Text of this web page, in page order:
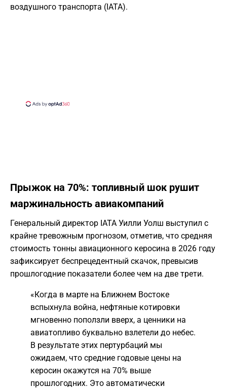
воздушного транспорта (IATA).
Прыжок на 70%: топливный шок рушит
маржинальность авиакомпаний
Генеральный директор IATA Уилли Уолш выступил с
крайне тревожным прогнозом, отметив, что средняя
стоимость тонны авиационного керосина в 2026 году
зафиксирует беспрецедентный скачок, превысив
прошлогодние показатели более чем на две трети.
«Когда в марте на Ближнем Востоке
вспыхнула война, нефтяные котировки
мгновенно поползли вверх, а ценники на
авиатопливо буквально взлетели до небес.
В результате этих пертурбаций мы
ожидаем, что средние годовые цены на
керосин окажутся на 70% выше
прошлогодних. Это автоматически